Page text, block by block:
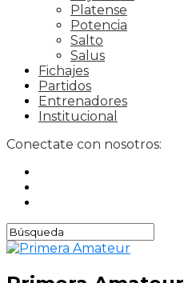
Platense
Potencia
Salto
Salus
Fichajes
Partidos
Entrenadores
Institucional
Conectate con nosotros: